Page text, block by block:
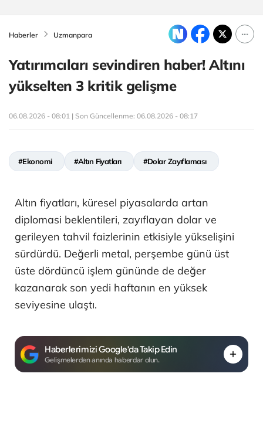
Haberler Uzmanpara
Yatırımcıları sevindiren haber! Altını
yükselten 3 kritik gelişme
06.08.2026 - 08:01 | Son Güncellenme: 06.08.2026 - 08:17
#Ekonomi #Altın Fiyatları #Dolar Zayıflaması
Altın fiyatları, küresel piyasalarda artan
diplomasi beklentileri, zayıflayan dolar ve
gerileyen tahvil faizlerinin etkisiyle yükselişini
sürdürdü. Değerli metal, perşembe günü üst
üste dördüncü işlem gününde de değer
kazanarak son yedi haftanın en yüksek
seviyesine ulaştı.
Haberlerimizi Google'da Takip Edin
Gelişmelerden anında haberdar olun.